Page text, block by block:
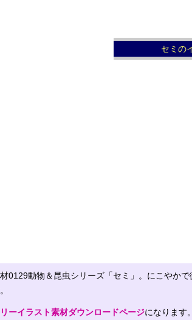
セミの
0129動物＆昆虫シリーズ「セミ」。にこやか
ーイラスト素材ダウンロードページになります